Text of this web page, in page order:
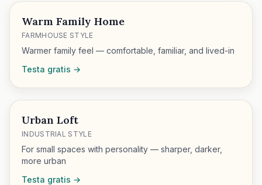
Warm Family Home
FARMHOUSE STYLE
Warmer family feel — comfortable, familiar, and lived-in
Testa gratis →
Urban Loft
INDUSTRIAL STYLE
For small spaces with personality — sharper, darker,
more urban
Testa gratis →